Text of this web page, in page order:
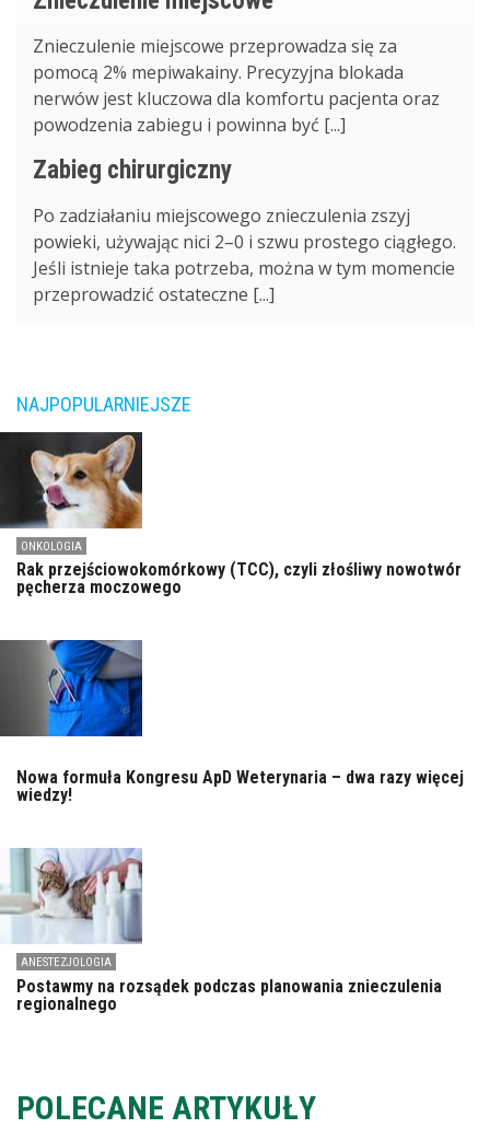
Znieczulenie miejscowe przeprowadza się za
pomocą 2% mepiwakainy. Precyzyjna blokada
nerwów jest kluczowa dla komfortu pacjenta oraz
powodzenia zabiegu i powinna być [...]
Zabieg chirurgiczny
Po zadziałaniu miejscowego znieczulenia zszyj
powieki, używając nici 2–0 i szwu prostego ciągłego.
Jeśli istnieje taka potrzeba, można w tym momencie
przeprowadzić ostateczne [...]
NAJPOPULARNIEJSZE
ONKOLOGIA
Rak przejściowokomórkowy (TCC), czyli złośliwy nowotwór
pęcherza moczowego
Nowa formuła Kongresu ApD Weterynaria – dwa razy więcej
wiedzy!
ANESTEZJOLOGIA
Postawmy na rozsądek podczas planowania znieczulenia
regionalnego
POLECANE ARTYKUŁY